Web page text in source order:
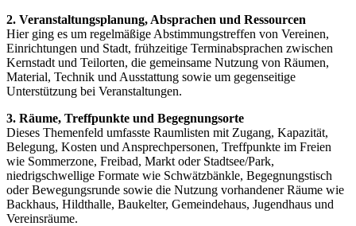
2. Veranstaltungsplanung, Absprachen und Ressourcen
Hier ging es um regelmäßige Abstimmungstreffen von Vereinen,
Einrichtungen und Stadt, frühzeitige Terminabsprachen zwischen
Kernstadt und Teilorten, die gemeinsame Nutzung von Räumen,
Material, Technik und Ausstattung sowie um gegenseitige
Unterstützung bei Veranstaltungen.
3. Räume, Treffpunkte und Begegnungsorte
Dieses Themenfeld umfasste Raumlisten mit Zugang, Kapazität,
Belegung, Kosten und Ansprechpersonen, Treffpunkte im Freien
wie Sommerzone, Freibad, Markt oder Stadtsee/Park,
niedrigschwellige Formate wie Schwätzbänkle, Begegnungstisch
oder Bewegungsrunde sowie die Nutzung vorhandener Räume wie
Backhaus, Hildthalle, Baukelter, Gemeindehaus, Jugendhaus und
Vereinsräume.